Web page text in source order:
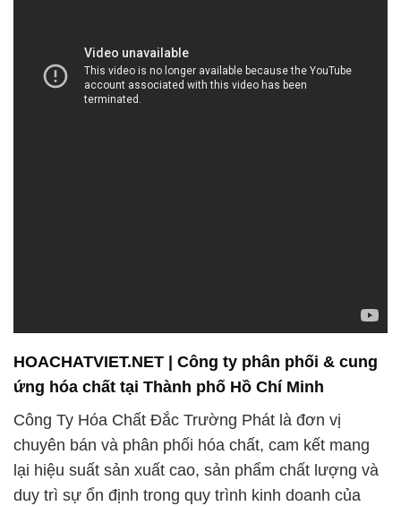
HOACHATVIET.NET | Công ty phân phối & cung
ứng hóa chất tại Thành phố Hồ Chí Minh
Công Ty Hóa Chất Đắc Trường Phát là đơn vị
chuyên bán và phân phối hóa chất, cam kết mang
lại hiệu suất sản xuất cao, sản phẩm chất lượng và
duy trì sự ổn định trong quy trình kinh doanh của